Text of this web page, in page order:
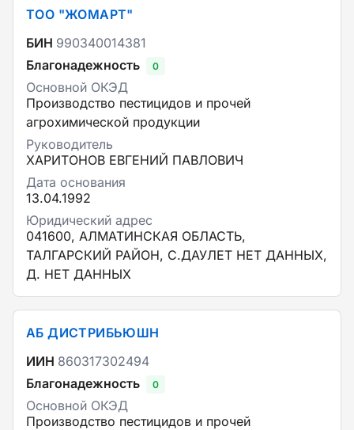
ТОО "ЖОМАРТ"
БИН 990340014381
Благонадежность
0
Основной ОКЭД
Производство пестицидов и прочей
агрохимической продукции
Руководитель
ХАРИТОНОВ ЕВГЕНИЙ ПАВЛОВИЧ
Дата основания
13.04.1992
Юридический адрес
041600, АЛМАТИНСКАЯ ОБЛАСТЬ,
ТАЛГАРСКИЙ РАЙОН, С.ДАУЛЕТ НЕТ ДАННЫХ,
Д. НЕТ ДАННЫХ
АБ ДИСТРИБЬЮШН
ИИН 860317302494
Благонадежность
0
Основной ОКЭД
Производство пестицидов и прочей